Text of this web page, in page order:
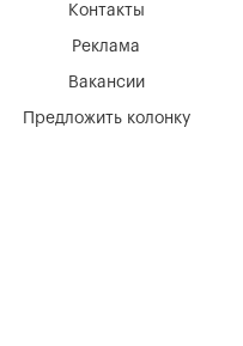
Вакансии
Реклама
Контакты
Предложить колонку